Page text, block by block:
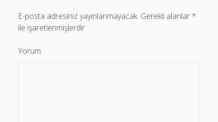
E-posta adresiniz yayınlanmayacak. Gerekli alanlar *
ile işaretlenmişlerdir
Yorum